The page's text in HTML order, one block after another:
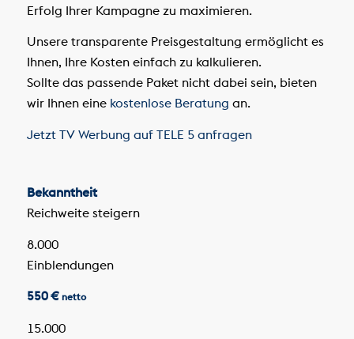
Erfolg Ihrer Kampagne zu maximieren.
Unsere transparente Preisgestaltung ermöglicht es
Ihnen, Ihre Kosten einfach zu kalkulieren.
Sollte das passende Paket nicht dabei sein, bieten
wir Ihnen eine kostenlose Beratung an.
Jetzt TV Werbung auf TELE 5 anfragen
Bekanntheit
Reichweite steigern
8.000
Einblendungen
550 € netto
15.000